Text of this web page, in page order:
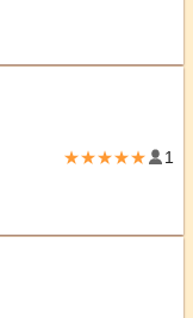
★★★★★ 1